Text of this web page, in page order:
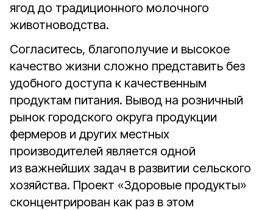
ягод до традиционного молочного
животноводства.
Согласитесь, благополучие и высокое
качество жизни сложно представить без
удобного доступа к качественным
продуктам питания. Вывод на розничный
рынок городского округа продукции
фермеров и других местных
производителей является одной
из важнейших задач в развитии сельского
хозяйства. Проект «Здоровые продукты»
сконцентрирован как раз в этом